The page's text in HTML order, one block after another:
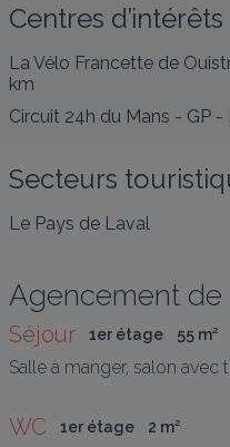
Centres d’intérêts
La Vélo Francette de
km
Circuit 24h du Mans - GP -
Secteurs
Le Pays de Laval
Agencement de
Séjour 1er étage 55 m²
Salle à manger, salon
WC 1er étage 2 m²